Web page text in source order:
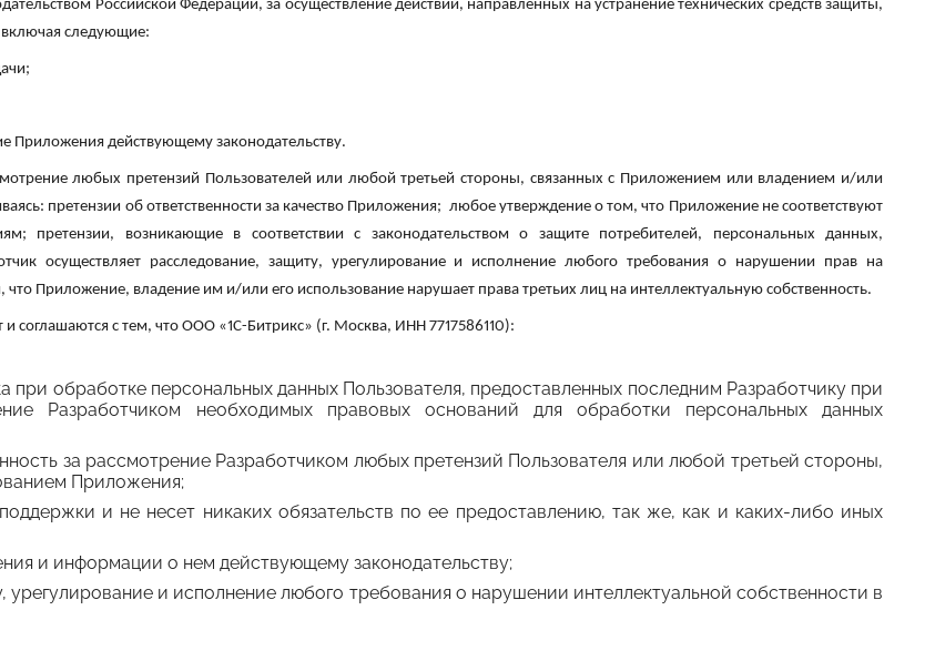
Российской Федерации, за осуществление действий, направленных на устранение технических средств защиты,
включая следующие:
Приложения действующему законодательству.
любых претензий Пользователей или любой третьей стороны, связанных с Приложением или владением и/или
претензии об ответственности за качество Приложения; любое утверждение о том, что Приложение не соответствуют
возникающие в соответствии с законодательством о защите потребителей, персональных данных,
осуществляет расследование, защиту, урегулирование и исполнение любого требования о нарушении прав на
что Приложение, владение им и/или его использование нарушает права третьих лиц на интеллектуальную собственность.
соглашаются с тем, что ООО «1С-Битрикс» (г. Москва, ИНН 7717586110):
при обработке персональных данных Пользователя, предоставленных последним Разработчику при
Разработчиком необходимых правовых оснований для обработки персональных данных
за рассмотрение Разработчиком любых претензий Пользователя или любой третьей стороны,
Приложения;
и не несет никаких обязательств по ее предоставлению, так же, как и каких-либо иных
и информации о нем действующему законодательству;
урегулирование и исполнение любого требования о нарушении интеллектуальной собственности в